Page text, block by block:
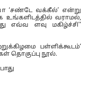
‘சண்டே வக்கீல்’ என்று
உங்களிடத்தில் வராமல்,
எவ்வ ளவு மகிழ்ச்சி''
பள்ளிக்கூடம்‘
தொகுப்பு நூல்.